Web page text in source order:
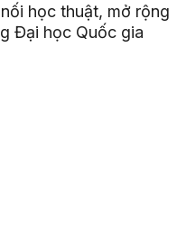
học thuật, mở rộng
Đại học Quốc gia